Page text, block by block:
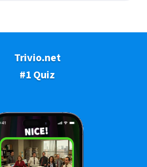
Trivio.net
#1 Quiz